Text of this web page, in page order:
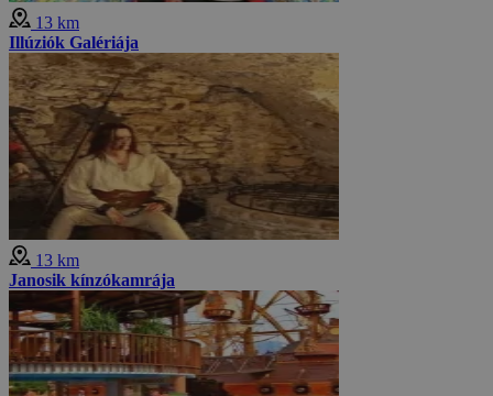
13 km
Illúziók Galériája
13 km
Janosik kínzókamrája